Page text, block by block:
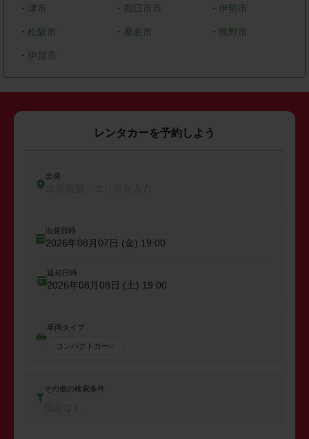
・ 津市 ・ 四日市市 ・ 伊勢市
・ 松阪市 ・ 桑名市 ・ 熊野市
・ 伊賀市
レンタカーを予約しよう
出発
出発日時
2026年08月07日 (金) 19:00
返却日時
2026年08月08日 (土) 19:00
車両タイプ
コンパクトカー
その他の検索条件